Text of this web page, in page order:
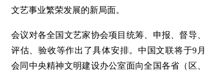
文艺事业繁荣发展的新局面。
会议对各全国文艺家协会项目统筹、申报、督导、
评估、验收等作出了具体安排。中国文联将于9月
会同中央精神文明建设办公室面向全国各省（区、